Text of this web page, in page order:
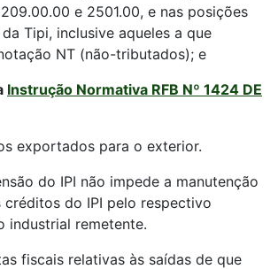
e 2501.00, e nas posições
da Tipi, inclusive aqueles a que
NT (não-tributados); e
Instrução Normativa RFB Nº 1424 DE
exportados para o exterior.
do IPI não impede a manutenção
do IPI pelo respectivo
industrial remetente.
fiscais relativas às saídas de que